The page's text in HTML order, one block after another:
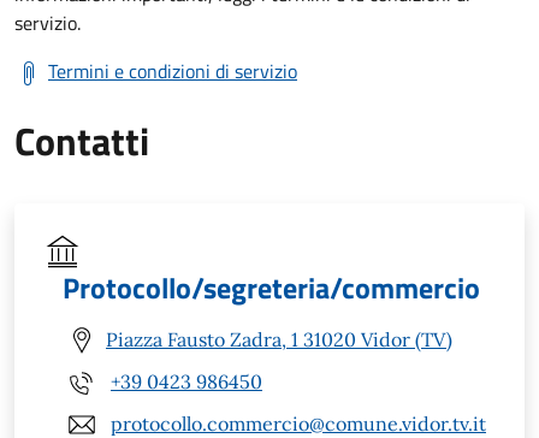
servizio.
Termini e condizioni di servizio
Contatti
Protocollo/segreteria/commercio
Piazza Fausto Zadra, 1 31020 Vidor (TV)
+39 0423 986450
protocollo.commercio@comune.vidor.tv.it